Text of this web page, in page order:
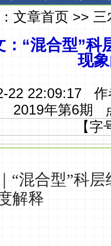
文章首页>>三
：“混合型”
现
22 22:09:17 作
2019年第6期
【字
“混合型”科层
解释